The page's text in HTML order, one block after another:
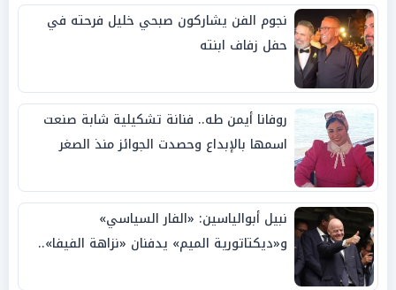
نجوم الفن يشاركون صبحي خليل فرحته في
حفل زفاف ابنته
روفانا أيمن طه.. فنانة تشكيلية شابة صنعت
اسمها بالإبداع وحصدت الجوائز منذ الصغر
نبيل أبوالياسين: «الفار السياسي»
و«ديكتاتورية الميم» يدفنان «نزاهة الفيفا»..